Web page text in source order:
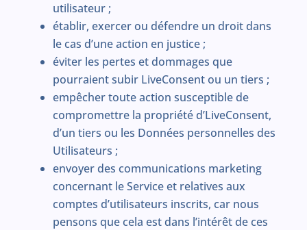
utilisateur ;
établir, exercer ou défendre un droit dans
le cas d’une action en justice ;
éviter les pertes et dommages que
pourraient subir LiveConsent ou un tiers ;
empêcher toute action susceptible de
compromettre la propriété d’LiveConsent,
d’un tiers ou les Données personnelles des
Utilisateurs ;
envoyer des communications marketing
concernant le Service et relatives aux
comptes d’utilisateurs inscrits, car nous
pensons que cela est dans l’intérêt de ces